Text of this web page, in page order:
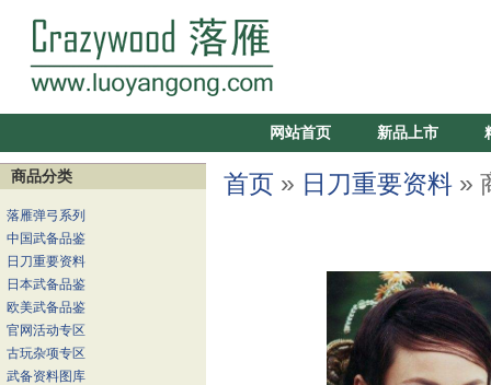
网站首页 新品上市
商品分类
落雁弹弓系列
中国武备品鉴
日刀重要资料
日本武备品鉴
欧美武备品鉴
官网活动专区
古玩杂项专区
武备资料图库
首页 » 日刀重要资料 »